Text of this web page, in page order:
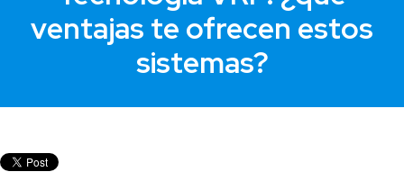
ventajas te ofrecen estos
sistemas?